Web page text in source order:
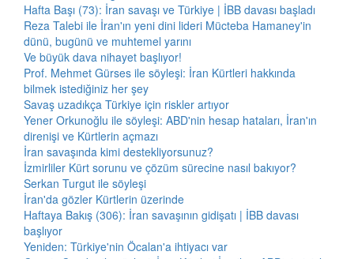
Hafta Başı (73): İran savaşı ve Türkiye | İBB davası başladı
Reza Talebi ile İran'ın yeni dini lideri Mücteba Hamaney'in
dünü, bugünü ve muhtemel yarını
Ve büyük dava nihayet başlıyor!
Prof. Mehmet Gürses ile söyleşi: İran Kürtleri hakkında
bilmek istediğiniz her şey
Savaş uzadıkça Türkiye için riskler artıyor
Yener Orkunoğlu ile söyleşi: ABD'nin hesap hataları, İran'ın
direnişi ve Kürtlerin açmazı
İran savaşında kimi destekliyorsunuz?
İzmirliler Kürt sorunu ve çözüm sürecine nasıl bakıyor?
Serkan Turgut ile söyleşi
İran'da gözler Kürtlerin üzerinde
Haftaya Bakış (306): İran savaşının gidişatı | İBB davası
başlıyor
Yeniden: Türkiye'nin Öcalan'a ihtiyacı var